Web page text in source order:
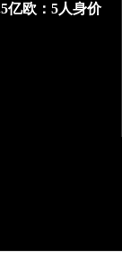
亿欧：5人身价